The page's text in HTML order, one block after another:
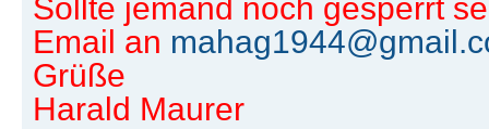
Sollte jemand noch gesperrt
Email an
Grüße
Harald Maurer